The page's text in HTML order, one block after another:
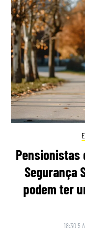
Pensionistas
Segurança
podem ter
18:30 5